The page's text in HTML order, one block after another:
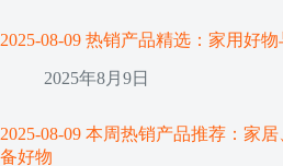
2025-08-09 热销产品精选：家用好
2025年8月9日
2025-08-09 本周热销产品推荐：家
备好物